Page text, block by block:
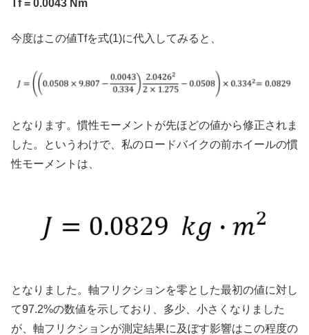
Tf = 0.0043 Nm
今度はこの値Tfを式(1)に代入してみると、
となります。慣性モーメントが先ほどの値から修正されま
した。というわけで、私のロードバイクの前ホイールの慣
性モーメントは、
となりました。軸フリクションを零とした最初の値に対し
て97.2%の数値を示しており、多少、小さくなりました
が、軸フリクションが測定結果に及ぼす影響はこの程度の